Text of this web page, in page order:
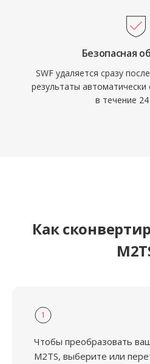
Безопасная
SWF удаляется сразу
результаты автоматически
в течение
Как
1
Чтобы преобразовать
M2TS, выберите или